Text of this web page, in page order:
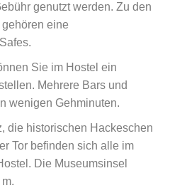
genutzt werden. Zu den
eine
Sie im Hostel ein
Mehrere Bars und
wenigen Gehminuten.
die historischen Hackeschen
Tor befinden sich alle im
Die Museumsinsel